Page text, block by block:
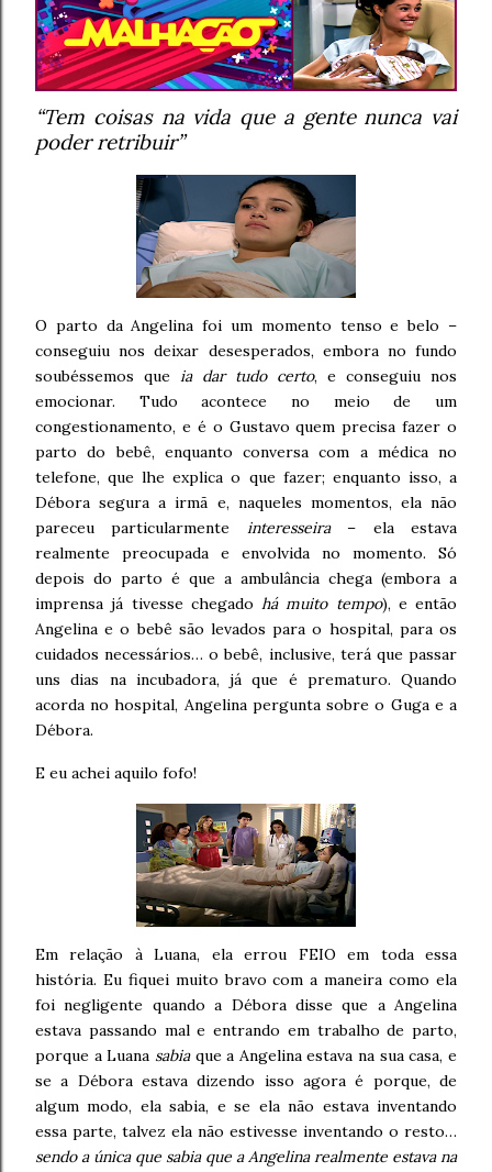
“Tem coisas na vida que a gente nunca vai
poder retribuir”
O parto da Angelina foi um momento tenso e belo –
conseguiu nos deixar desesperados, embora no fundo
soubéssemos que ia dar tudo certo, e conseguiu nos
emocionar. Tudo acontece no meio de um
congestionamento, e é o Gustavo quem precisa fazer o
parto do bebê, enquanto conversa com a médica no
telefone, que lhe explica o que fazer; enquanto isso, a
Débora segura a irmã e, naqueles momentos, ela não
pareceu particularmente interesseira– ela estava
realmente preocupada e envolvida no momento. Só
depois do parto é que a ambulância chega (embora a
imprensa já tivesse chegado há muito tempo), e então
Angelina e o bebê são levados para o hospital, para os
cuidados necessários… o bebê, inclusive, terá que passar
uns dias na incubadora, já que é prematuro. Quando
acorda no hospital, Angelina pergunta sobre o Guga e a
Débora.
E eu achei aquilo fofo!
Em relação à Luana, ela errou FEIO em toda essa
história. Eu fiquei muito bravo com a maneira como ela
foi negligente quando a Débora disse que a Angelina
estava passando mal e entrando em trabalho de parto,
porque a Luana sabiaque a Angelina estava na sua casa, e
se a Débora estava dizendo isso agora é porque, de
algum modo, ela sabia, e se ela não estava inventando
essa parte, talvez ela não estivesse inventando o resto…
sendo a única que sabia que a Angelina realmente estava na